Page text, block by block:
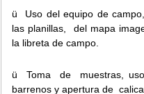
ü Uso del equipo de
las planillas, del mapa
la libreta de campo.
ü Toma de muestras,
barrenos y apertura de